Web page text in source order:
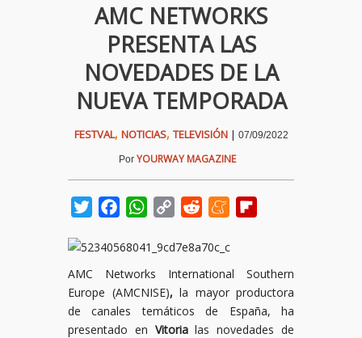
AMC NETWORKS
PRESENTA LAS
NOVEDADES DE LA
NUEVA TEMPORADA
FESTVAL, NOTICIAS, TELEVISIÓN| 07/09/2022
Por YOURWAY MAGAZINE
TwitterFacebookWhatsApp
Copy
Reddit Meneame
AMC Networks International Southern
Europe (AMCNISE), la mayor productora
de canales temáticos de España, ha
presentado en Vitorialas novedades de